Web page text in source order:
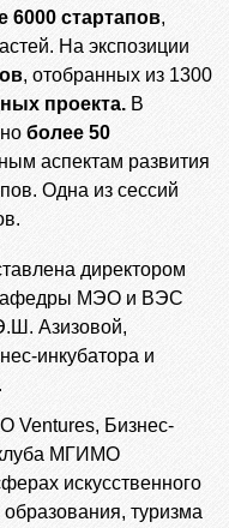
6000 стартапов,
На экспозиции
, отобранных из 1300
проекта. В
более 50
аспектам развития
Одна из сессий
директором
МЭО и ВЭС
Азизовой,
инкубатора и
Ventures, Бизнес-
клуба МГИМО
искусственного
туризма